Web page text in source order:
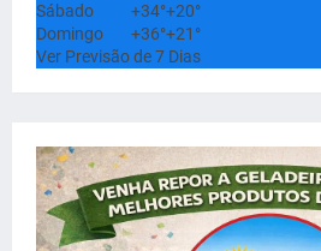
Sábado
+34°+20°
Domingo
+36°+21°
Ver Previsão de 7 Dias